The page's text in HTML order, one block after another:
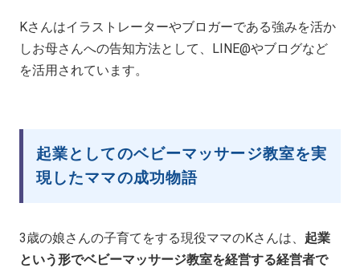
Kさんはイラストレーターやブロガーである強みを活か
しお母さんへの告知方法として、LINE@やブログなど
を活用されています。
起業としてのベビーマッサージ教室を実
現したママの成功物語
3歳の娘さんの子育てをする現役ママのKさんは、 起業
という形でベビーマッサージ教室を経営する経営者で